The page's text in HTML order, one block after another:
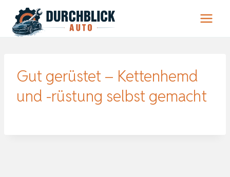
Inhalt
springen
Gut gerüstet – Kettenhemd
und -rüstung selbst gemacht